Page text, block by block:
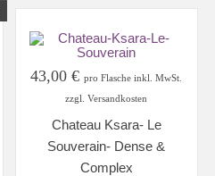
43,00€ pro Flasche inkl. MwSt.
zzgl. Versandkosten
Chateau Ksara- Le
Souverain- Dense &
Complex